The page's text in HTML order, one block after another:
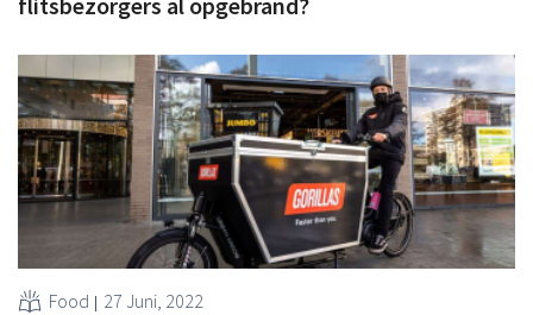
Food 27 Juni, 2022